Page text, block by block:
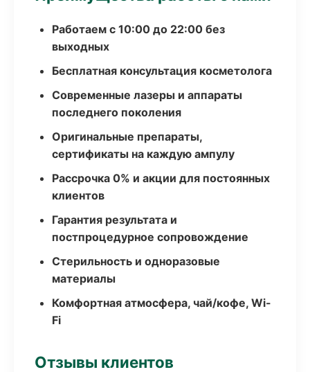
Работаем с 10:00 до 22:00 без
выходных
Бесплатная консультация косметолога
Современные лазеры и аппараты
последнего поколения
Оригинальные препараты,
сертификаты на каждую ампулу
Рассрочка 0% и акции для постоянных
клиентов
Гарантия результата и
постпроцедурное сопровождение
Стерильность и одноразовые
материалы
Комфортная атмосфера, чай/кофе, Wi-
Fi
Отзывы клиентов